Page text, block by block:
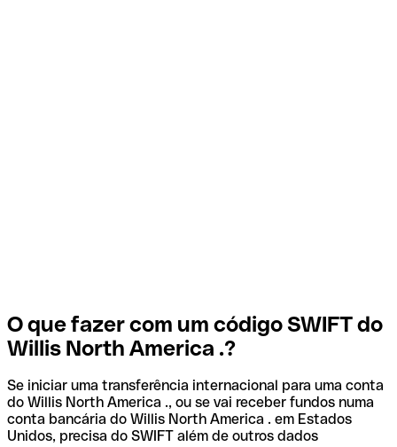
O que fazer com um código SWIFT do
Willis North America .?
Se iniciar uma transferência internacional para uma conta
do Willis North America ., ou se vai receber fundos numa
conta bancária do Willis North America . em Estados
Unidos, precisa do SWIFT além de outros dados